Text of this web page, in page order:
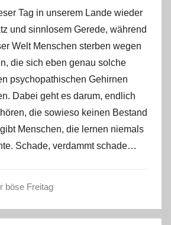
Tag in unserem Lande wieder
und sinnlosem Gerede, während
Welt Menschen sterben wegen
die sich eben genau solche
psychopathischen Gehirnen
Dabei geht es darum, endlich
die sowieso keinen Bestand
Menschen, die lernen niemals
Schade, verdammt schade…
böse Freitag